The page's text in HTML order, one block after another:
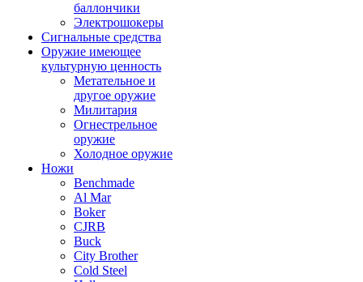
баллончики
Электрошокеры
Сигнальные средства
Оружие имеющее
культурную ценность
Метательное и
другое оружие
Милитария
Огнестрельное
оружие
Холодное оружие
Ножи
Benchmade
Al Mar
Boker
CJRB
Buck
City Brother
Cold Steel